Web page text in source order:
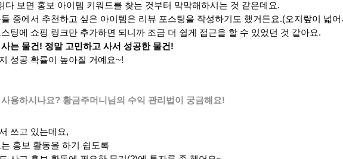
보면 홍보 아이템 키워드를 찾는 것부터 막막해하시는 것 같은데요.
중에서 추천하고 싶은 아이템은 리뷰 포스팅을 작성하기도 했거든요.(오지랖이 넓
팅에 쇼핑 링크만 추가하면 되니까 조금 더 쉽게 접근을 할 수 있었던 것 같아요.
는 물건! 정말 고민하고 사서 성공한 물건!
성공 확률이 높아질 거예요~!
용하시나요? 황금주머니님의 수익 관리법이 궁금해요!
쓰고 있는데요,
홍보 활동을 하기 쉽도록